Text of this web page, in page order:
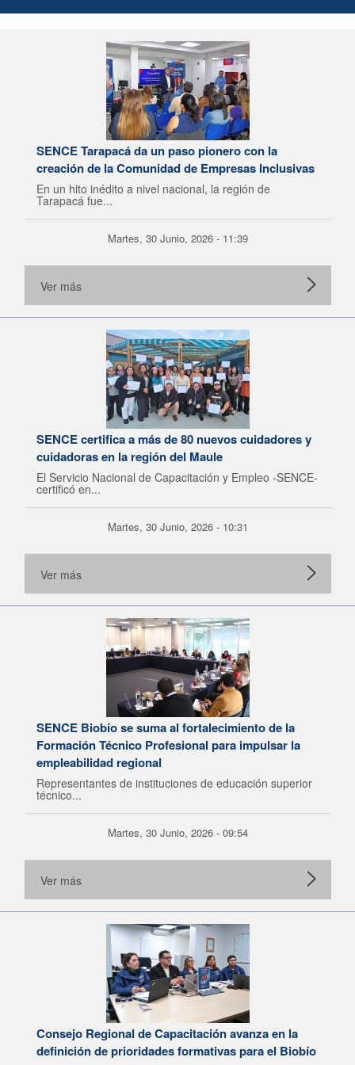
SENCE Tarapacá da un paso pionero con la
creación de la Comunidad de Empresas Inclusivas
En un hito inédito a nivel nacional, la región de
Tarapacá fue...
Martes, 30 Junio, 2026 - 11:39
Ver más
SENCE certifica a más de 80 nuevos cuidadores y
cuidadoras en la región del Maule
El Servicio Nacional de Capacitación y Empleo -SENCE-
certificó en...
Martes, 30 Junio, 2026 - 10:31
Ver más
SENCE Biobío se suma al fortalecimiento de la
Formación Técnico Profesional para impulsar la
empleabilidad regional
Representantes de instituciones de educación superior
técnico...
Martes, 30 Junio, 2026 - 09:54
Ver más
Consejo Regional de Capacitación avanza en la
definición de prioridades formativas para el Biobío